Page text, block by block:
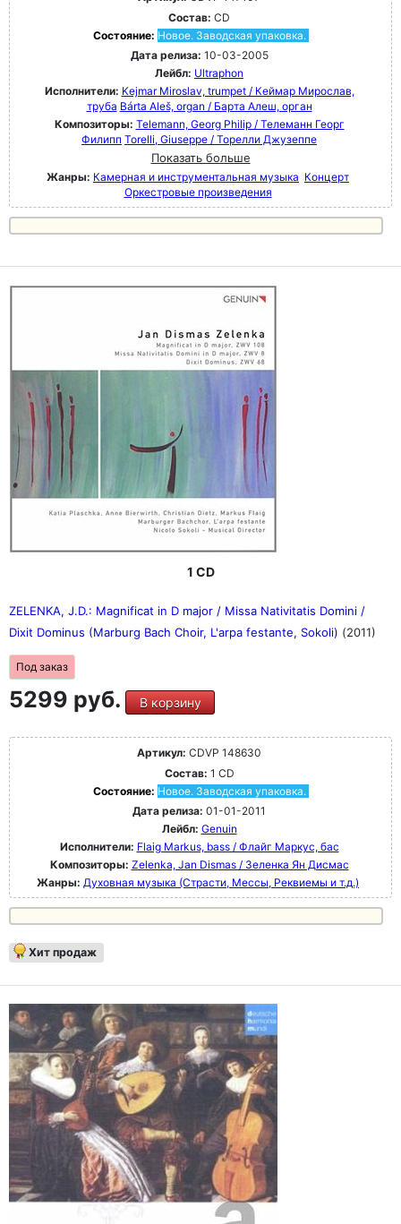
Состав: CD
Состояние: Новое. Заводская упаковка.
Дата релиза: 10-03-2005
Лейбл: Ultraphon
Исполнители: Kejmar Miroslav, trumpet / Кеймар Мирослав,
труба Bárta Aleš, organ / Барта Алеш, орган
Композиторы: Telemann, Georg Philip / Телеманн Георг
Филипп Torelli, Giuseppe / Торелли Джузеппе
Показать больше
Жанры: Камерная и инструментальная музыка Концерт
Оркестровые произведения
1 CD
ZELENKA, J.D.: Magnificat in D major / Missa Nativitatis Domini /
Dixit Dominus (Marburg Bach Choir, L'arpa festante, Sokoli) (2011)
Под заказ
5299 руб. В корзину
Артикул: CDVP 148630
Состав: 1 CD
Состояние: Новое. Заводская упаковка.
Дата релиза: 01-01-2011
Лейбл: Genuin
Исполнители: Flaig Markus, bass / Флайг Маркус, бас
Композиторы: Zelenka, Jan Dismas / Зеленка Ян Дисмас
Жанры: Духовная музыка (Страсти, Мессы, Реквиемы и т.д.)
Хит продаж